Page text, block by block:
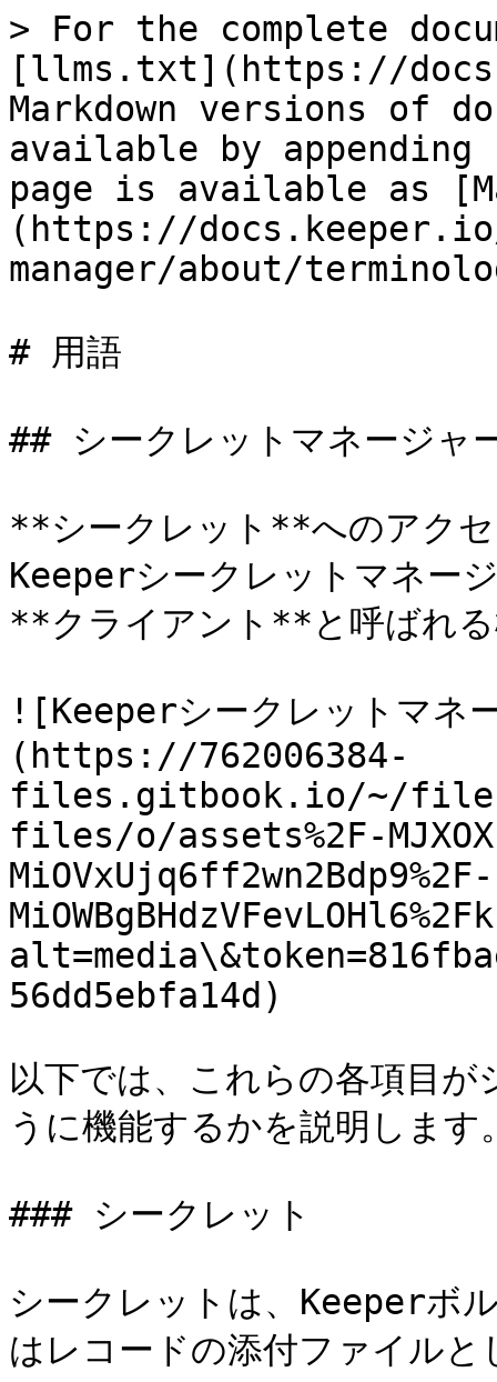
> For the complete
[llms.txt](https://
Markdown versions of
available by
page is available as
(https://
manager/about/
# 用語
## シークレットマネージャ
**シークレット**へのアク
Keeperシークレットマネー
**クライアント**と呼ばれ
![Keeperシークレットマネ
(https://762006384-
files.gitbook.io/~/
files/o/assets%2F-
MiOVxUjq6ff2wn2Bdp9%2F-
56dd5ebfa14d)
以下では、これらの各項目
うに機能するかを説明します
### シークレット
シークレットは、Keeperボ
はレコードの添付ファイル